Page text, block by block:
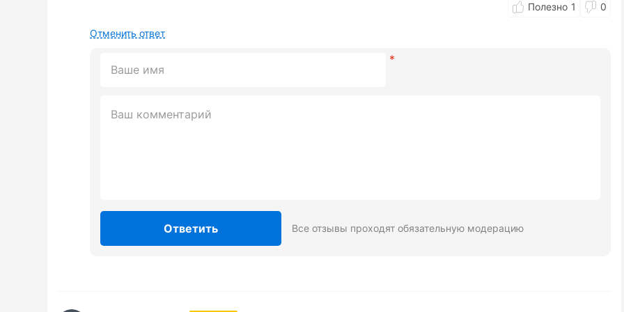
Отменить ответ
Ответить Все отзывы проходят обязательную модерацию
1 0